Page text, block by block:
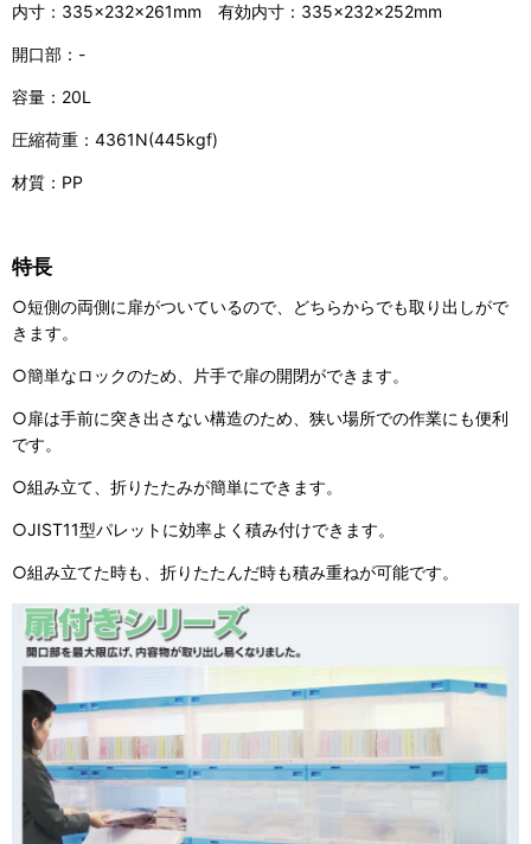
内寸：335×232×261mm 有効内寸：335×232×252mm
開口部：-
容量：20L
圧縮荷重：4361N(445kgf)
材質：PP
特長
○短側の両側に扉がついているので、どちらからでも取り出しがで
きます。
○簡単なロックのため、片手で扉の開閉ができます。
○扉は手前に突き出さない構造のため、狭い場所での作業にも便利
です。
○組み立て、折りたたみが簡単にできます。
○JIST11型パレットに効率よく積み付けできます。
○組み立てた時も、折りたたんだ時も積み重ねが可能です。